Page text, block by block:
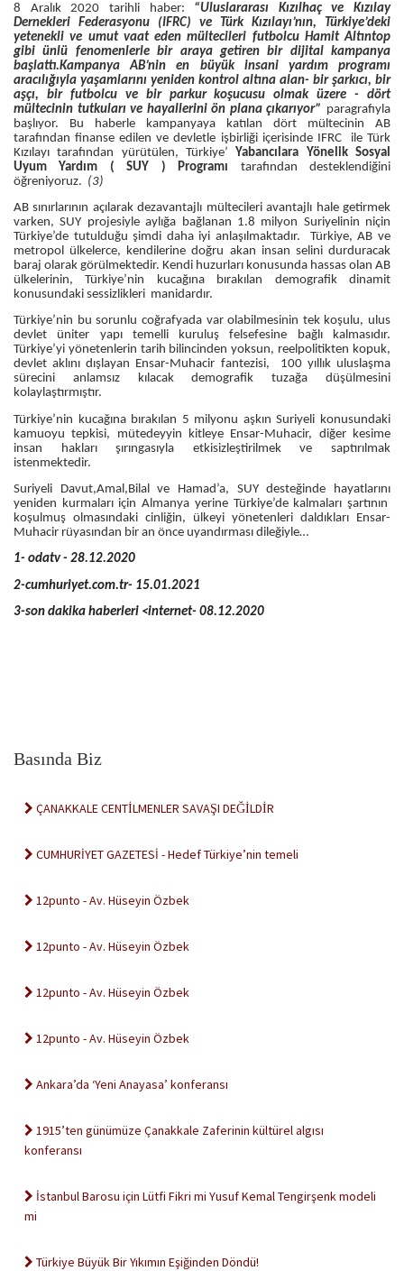
8 Aralık 2020 tarihli haber: “Uluslararası Kızılhaç ve Kızılay
Dernekleri Federasyonu (IFRC) ve Türk Kızılayı’nın, Türkiye’deki
yetenekli ve umut vaat eden mültecileri futbolcu Hamit Altıntop
gibi ünlü fenomenlerle bir araya getiren bir dijital kampanya
başlattı.Kampanya AB’nin en büyük insani yardım programı
aracılığıyla yaşamlarını yeniden kontrol altına alan- bir şarkıcı, bir
aşçı, bir futbolcu ve bir parkur koşucusu olmak üzere - dört
mültecinin tutkuları ve hayallerini ön plana çıkarıyor” paragrafıyla
başlıyor. Bu haberle kampanyaya katılan dört mültecinin AB
tarafından finanse edilen ve devletle işbirliği içerisinde IFRC ile Türk
Kızılayı tarafından yürütülen, Türkiye’Yabancılara Yönelik Sosyal
Uyum Yardım ( SUY ) Programı tarafından desteklendiğini
öğreniyoruz. (3)
AB sınırlarının açılarak dezavantajlı mültecileri avantajlı hale getirmek
varken, SUY projesiyle aylığa bağlanan 1.8 milyon Suriyelinin niçin
Türkiye’de tutulduğu şimdi daha iyi anlaşılmaktadır. Türkiye, AB ve
metropol ülkelerce, kendilerine doğru akan insan selini durduracak
baraj olarak görülmektedir. Kendi huzurları konusunda hassas olan AB
ülkelerinin, Türkiye’nin kucağına bırakılan demografik dinamit
konusundaki sessizlikleri manidardır.
Türkiye’nin bu sorunlu coğrafyada var olabilmesinin tek koşulu, ulus
devlet üniter yapı temelli kuruluş felsefesine bağlı kalmasıdır.
Türkiye’yi yönetenlerin tarih bilincinden yoksun, reelpolitikten kopuk,
devlet aklını dışlayan Ensar-Muhacir fantezisi, 100 yıllık uluslaşma
sürecini anlamsız kılacak demografik tuzağa düşülmesini
kolaylaştırmıştır.
Türkiye’nin kucağına bırakılan 5 milyonu aşkın Suriyeli konusundaki
kamuoyu tepkisi, mütedeyyin kitleye Ensar-Muhacir, diğer kesime
insan hakları şırıngasıyla etkisizleştirilmek ve saptırılmak
istenmektedir.
Suriyeli Davut,Amal,Bilal ve Hamad’a, SUY desteğinde hayatlarını
yeniden kurmaları için Almanya yerine Türkiye’de kalmaları şartının
koşulmuş olmasındaki cinliğin, ülkeyi yönetenleri daldıkları Ensar-
Muhacir rüyasından bir an önce uyandırması dileğiyle…
1- odatv - 28.12.2020
2-cumhuriyet.com.tr- 15.01.2021
3-son dakika haberleri <internet- 08.12.2020
Basında Biz
ÇANAKKALE CENTİLMENLER SAVAŞI DEĞİLDİR
CUMHURİYET GAZETESİ - Hedef Türkiye’nin temeli
12punto - Av. Hüseyin Özbek
12punto - Av. Hüseyin Özbek
12punto - Av. Hüseyin Özbek
12punto - Av. Hüseyin Özbek
Ankara’da ‘Yeni Anayasa’ konferansı
1915’ten günümüze Çanakkale Zaferinin kültürel algısı
konferansı
İstanbul Barosu için Lütfi Fikri mi Yusuf Kemal Tengirşenk modeli
mi
Türkiye Büyük Bir Yıkımın Eşiğinden Döndü!